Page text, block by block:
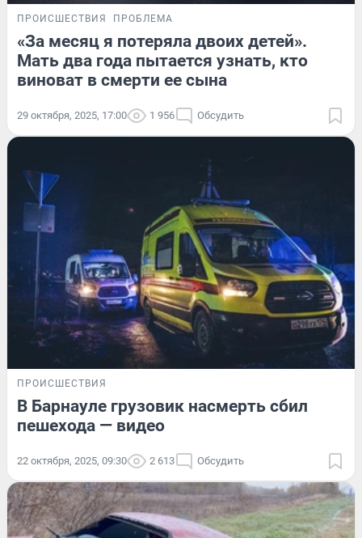
ПРОИСШЕСТВИЯ ПРОБЛЕМА
«За месяц я потеряла двоих детей».
Мать два года пытается узнать, кто
виноват в смерти ее сына
29 октября, 2025, 17:00 1 956 Обсудить
ПРОИСШЕСТВИЯ
В Барнауле грузовик насмерть сбил
пешехода — видео
22 октября, 2025, 09:30 2 613 Обсудить